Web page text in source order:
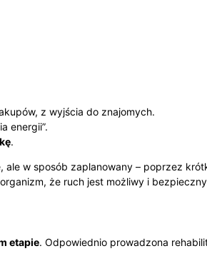
z wyjścia do znajomych.
energii”.
.
ale w sposób zaplanowany – poprzez
że ruch jest możliwy i
etapie. Odpowiednio prowadzona